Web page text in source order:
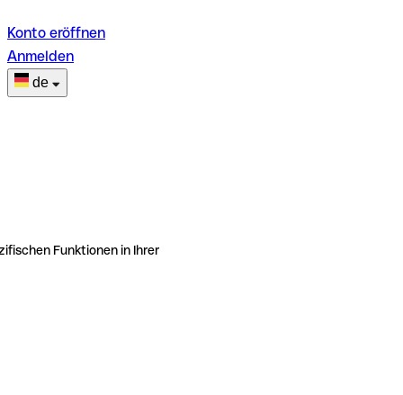
Konto eröffnen
Anmelden
de
Funktionen in Ihrer